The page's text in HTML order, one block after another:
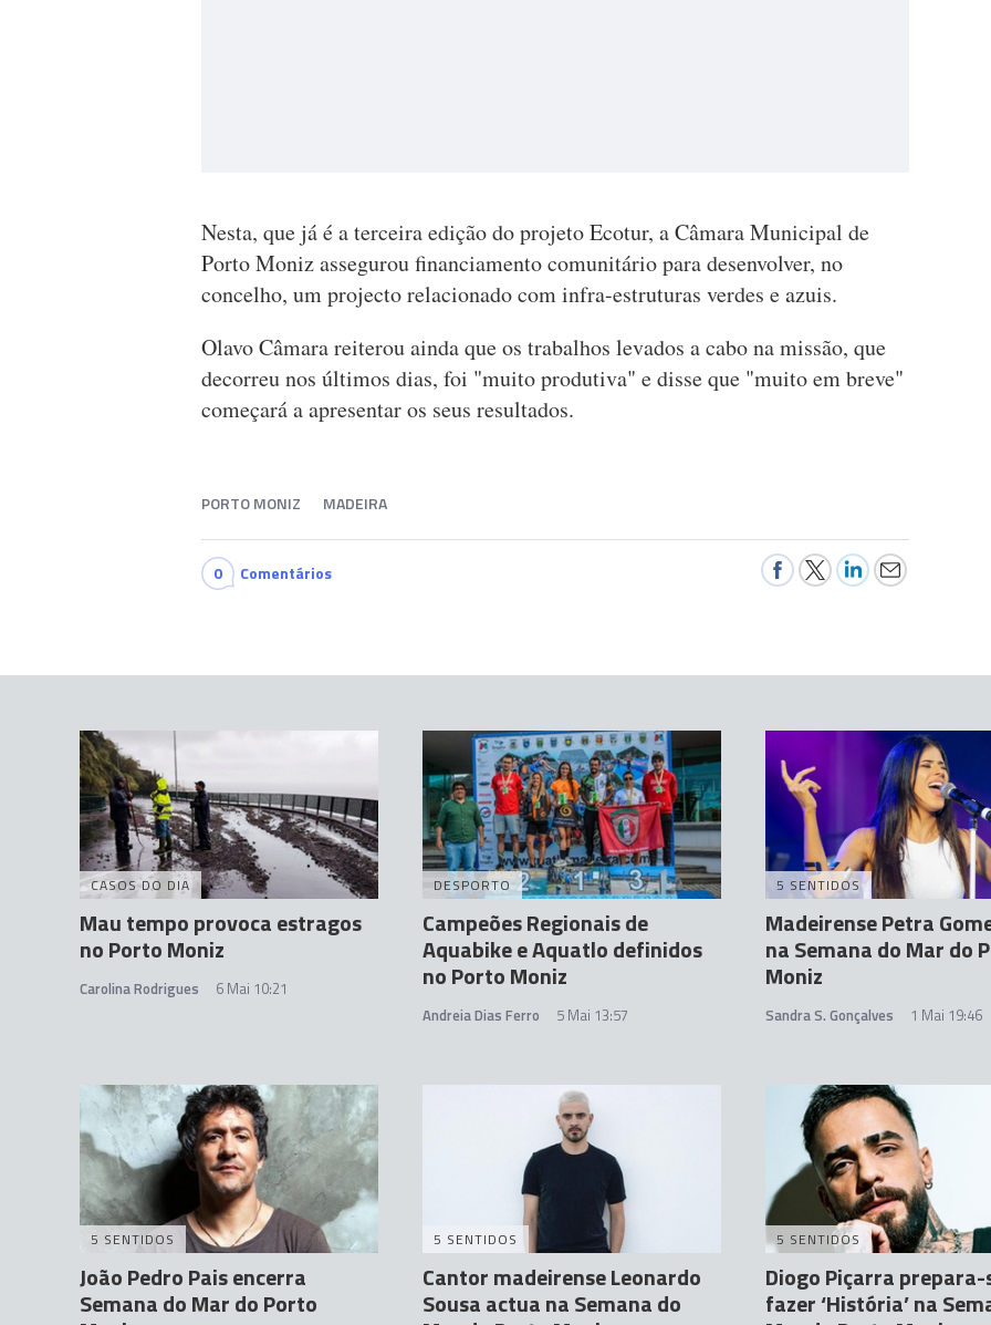
Nesta, que já é a terceira edição do projeto Ecotur, a Câmara Municipal de
Porto Moniz assegurou financiamento comunitário para desenvolver, no
concelho, um projecto relacionado com infra-estruturas verdes e azuis.
Olavo Câmara reiterou ainda que os trabalhos levados a cabo na missão, que
decorreu nos últimos dias, foi "muito produtiva" e disse que "muito em breve"
começará a apresentar os seus resultados.
PORTO MONIZ MADEIRA
0 Comentários
CASOS DO DIA
Mau tempo provoca estragos
no Porto Moniz
Carolina Rodrigues 6 Mai 10:21
DESPORTO
Campeões Regionais de
Aquabike e Aquatlo definidos
no Porto Moniz
Andreia Dias Ferro 5 Mai 13:57
5 SENTIDOS
Madeirense Petra
na Semana do Mar do
Moniz
Sandra S. Gonçalves 1 Mai 19:46
5 SENTIDOS
João Pedro Pais encerra
Semana do Mar do Porto
5 SENTIDOS
Cantor madeirense Leonardo
Sousa actua na Semana do
5 SENTIDOS
Diogo Piçarra
fazer ‘História’ na